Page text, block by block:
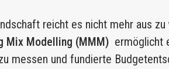
reicht es nicht mehr aus
Mix Modelling (MMM) ermöglicht
messen und fundierte